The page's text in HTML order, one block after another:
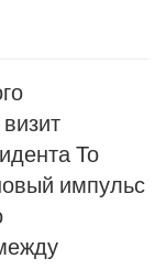
То
импульс